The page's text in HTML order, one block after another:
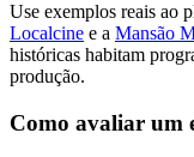
Use exemplos reais ao
Localcine e a Mansão
históricas habitam
produção.
Como avaliar um